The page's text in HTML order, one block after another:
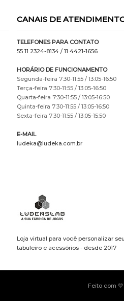
CANAIS DE
TELEFONES PARA CONTATO
55 11 2324-8134 / 11 4421-1656
HORÁRIO DE FUNCIONAMENTO
Segunda-feira 7:30-11:55 / 13:05-16:50
Terça-feira 7:30-11:55 / 13:05-16:50
Quarta-feira 7:30-11:55 / 13:05-16:50
Quinta-feira 7:30-11:55 / 13:05-16:50
Sexta-feira 7:30-11:55 / 13:05-15:50
E-MAIL
ludeka@ludeka.com.br
Loja virtual para você personalizar
tabuleiro e acessórios - desde 2017
Feito com